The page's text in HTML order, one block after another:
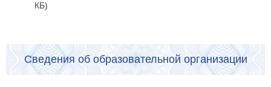
КБ)
Сведения об образовательной организации